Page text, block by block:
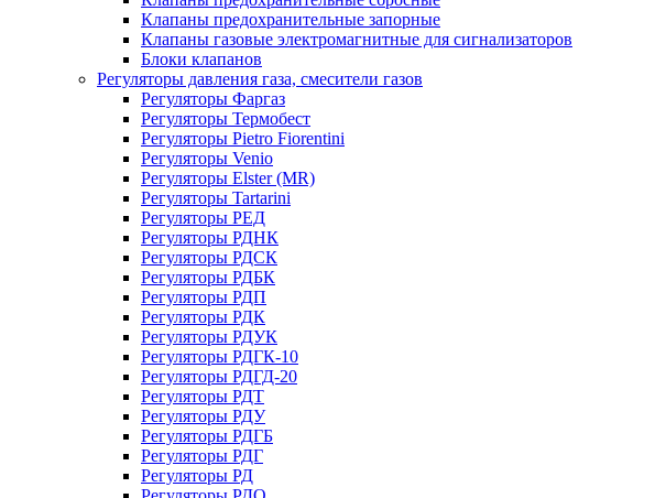
Клапаны предохранительные запорные
Клапаны газовые электромагнитные для сигнализаторов
Блоки клапанов
Регуляторы давления газа, смесители газов
Регуляторы Фаргаз
Регуляторы Термобест
Регуляторы Pietro Fiorentini
Регуляторы Venio
Регуляторы Elster (MR)
Регуляторы Tartarini
Регуляторы РЕД
Регуляторы РДНК
Регуляторы РДСК
Регуляторы РДБК
Регуляторы РДП
Регуляторы РДК
Регуляторы РДУК
Регуляторы РДГК-10
Регуляторы РДГД-20
Регуляторы РДТ
Регуляторы РДУ
Регуляторы РДГБ
Регуляторы РДГ
Регуляторы РД